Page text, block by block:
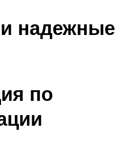
надежные
по